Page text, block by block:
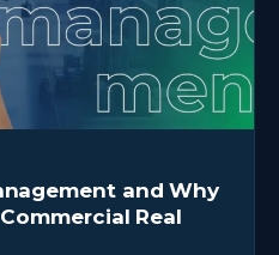
and Why
Real